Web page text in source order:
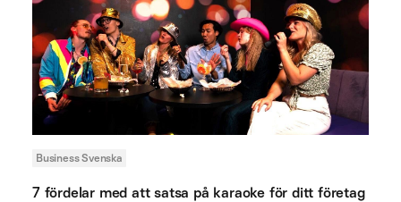
Business Svenska
7 fördelar med att satsa på karaoke för ditt företag